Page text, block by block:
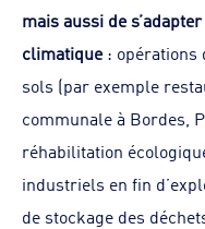
mais aussi de
climatique: opérations
sols (par exemple
communale à Bordes,
réhabilitation
industriels en fin
de stockage des